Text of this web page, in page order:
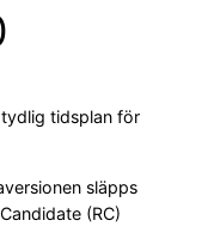
tidsplan för
släpps
(RC)